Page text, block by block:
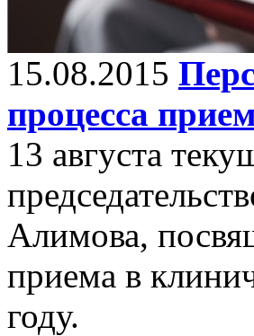
15.08.2015
процесса
13 августа
Алимова,
приема в
году.